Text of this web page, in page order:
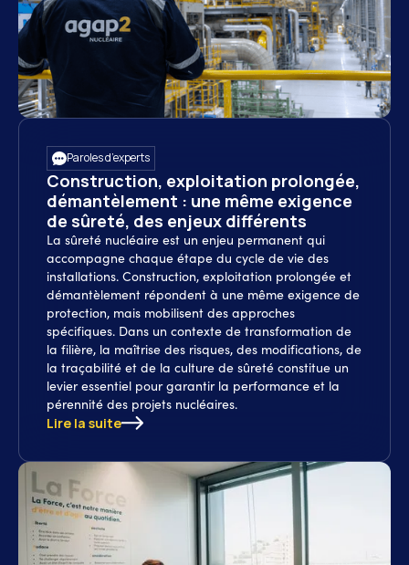
Paroles d’experts
Construction, exploitation prolongée,
démantèlement : une même exigence
de sûreté, des enjeux différents
La sûreté nucléaire est un enjeu permanent qui
accompagne chaque étape du cycle de vie des
installations. Construction, exploitation prolongée et
démantèlement répondent à une même exigence de
protection, mais mobilisent des approches
spécifiques. Dans un contexte de transformation de
la filière, la maîtrise des risques, des modifications, de
la traçabilité et de la culture de sûreté constitue un
levier essentiel pour garantir la performance et la
pérennité des projets nucléaires.
Lire la suite